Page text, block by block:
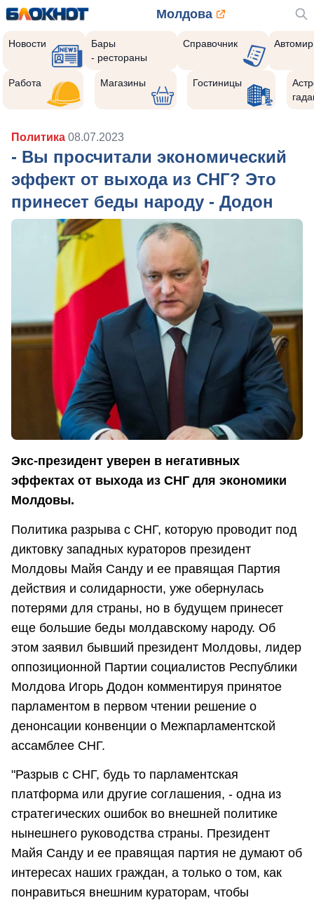
Молдова
Новости
Бары
- рестораны
Справочник Автомир
Работа Магазины Гостиницы
Политика 08.07.2023
- Вы просчитали экономический
эффект от выхода из СНГ? Это
принесет беды народу - Додон
Экс-президент уверен в негативных
эффектах от выхода из СНГ для экономики
Молдовы.
Политика разрыва с СНГ, которую проводит под
диктовку западных кураторов президент
Молдовы Майя Санду и ее правящая Партия
действия и солидарности, уже обернулась
потерями для страны, но в будущем принесет
еще большие беды молдавскому народу. Об
этом заявил бывший президент Молдовы, лидер
оппозиционной Партии социалистов Республики
Молдова Игорь Додон комментируя принятое
парламентом в первом чтении решение о
денонсации конвенции о Межпарламентской
ассамблее СНГ.
"Разрыв с СНГ, будь то парламентская
платформа или другие соглашения, - одна из
стратегических ошибок во внешней политике
нынешнего руководства страны. Президент
Майя Санду и ее правящая партия не думают об
интересах наших граждан, а только о том, как
понравиться внешним кураторам, чтобы